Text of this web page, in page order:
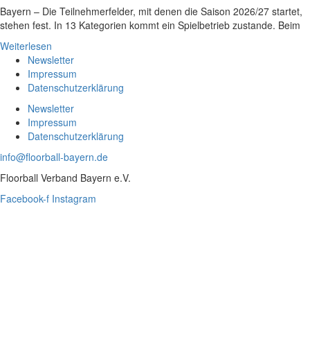
Bayern – Die Teilnehmerfelder, mit denen die Saison 2026/27 startet,
stehen fest. In 13 Kategorien kommt ein Spielbetrieb zustande. Beim
Weiterlesen
Newsletter
Impressum
Datenschutzerklärung
Newsletter
Impressum
Datenschutzerklärung
info@floorball-bayern.de
Floorball Verband Bayern e.V.
Facebook-f Instagram